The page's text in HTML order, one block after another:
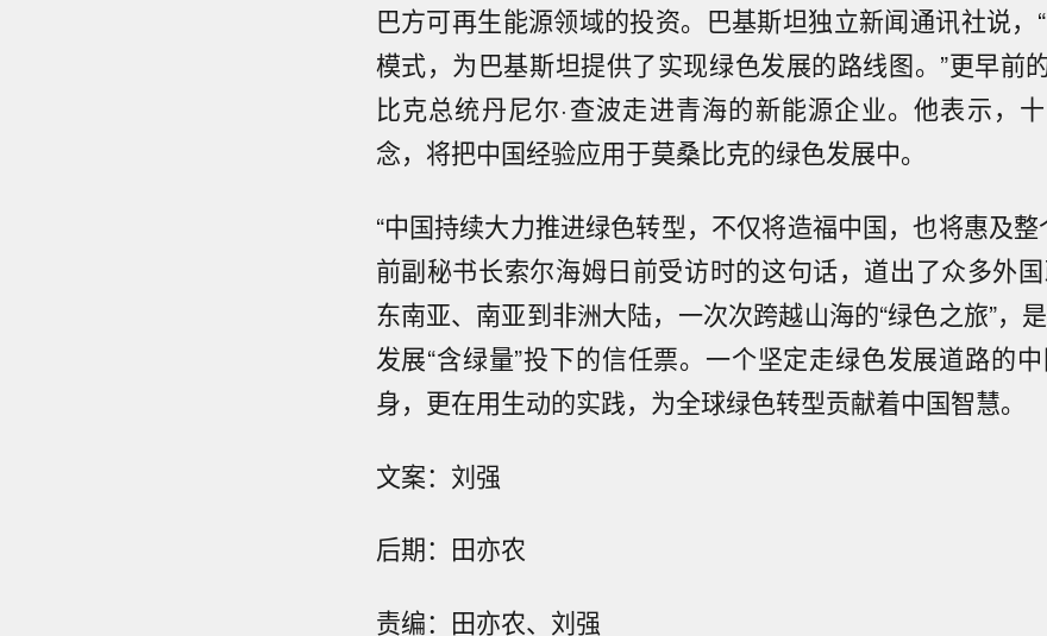
巴方可再生能源领域的投资。巴基斯坦独立新闻通讯社说，
模式，为巴基斯坦提供了实现绿色发展的路线图。”更早前
比克总统丹尼尔·查波走进青海的新能源企业。他表示，
念，将把中国经验应用于莫桑比克的绿色发展中。
“中国持续大力推进绿色转型，不仅将造福中国，也将惠及整
前副秘书长索尔海姆日前受访时的这句话，道出了众多外
东南亚、南亚到非洲大陆，一次次跨越山海的“绿色之旅”，
发展“含绿量”投下的信任票。一个坚定走绿色发展道路的
身，更在用生动的实践，为全球绿色转型贡献着中国智慧。
文案：刘强
后期：田亦农
责编：田亦农、刘强